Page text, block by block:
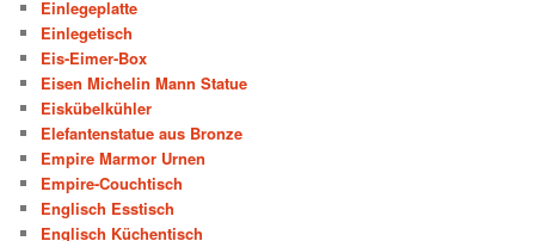
Einlegeplatte
Einlegetisch
Eis-Eimer-Box
Eisen Michelin Mann Statue
Eiskübelkühler
Elefantenstatue aus Bronze
Empire Marmor Urnen
Empire-Couchtisch
Englisch Esstisch
Englisch Küchentisch